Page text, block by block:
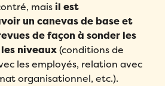
maisil est
un canevas de base et
de façon à sonder les
niveaux(conditions de
les employés, relation avec
organisationnel, etc.).